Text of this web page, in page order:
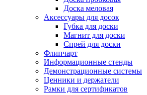
Доска меловая
Аксессуары для досок
Губка для доски
Магнит для доски
Спрей для доски
Флипчарт
Информационные стенды
Демонстрационные системы
Ценники и держатели
Рамки для сертификатов